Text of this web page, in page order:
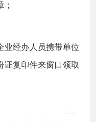
业经办人员携带单位
证复印件来窗口领取